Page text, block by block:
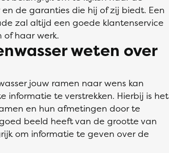
de garanties die hij of zij biedt. Een
zal altijd een goede klantenservice
haar werk.
weten over
jouw ramen naar wens kan
informatie te verstrekken. Hierbij is het
en hun afmetingen door te
beeld heeft van de grootte van
om informatie te geven over de